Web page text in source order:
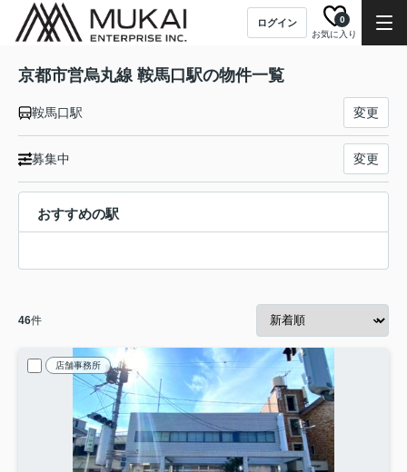
ログイン
お気に入り
0
京都市営烏丸線 鞍馬口駅の物件一覧
鞍馬口駅 変更
募集中 変更
おすすめの駅
46件
店舗事務所